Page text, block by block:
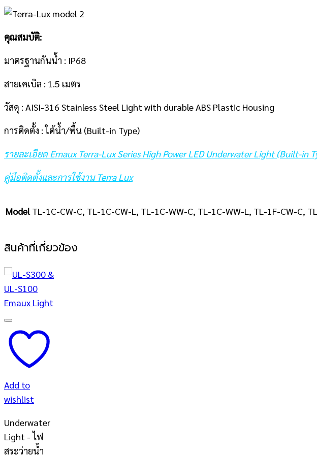
คุณสมบัติ:
มาตรฐานกันน้ำ : IP68
สายเคเบิล : 1.5 เมตร
วัสดุ : AISI-316 Stainless Steel Light with durable ABS Plastic Housing
การติดตั้ง : ใต้น้ำ/พื้น (Built-in Type)
รายละเอียด Emaux Terra-Lux Series High Power LED Underwater Light (Built-in
คู่มือติดตั้งและการใช้งาน Terra Lux
Model TL-1C-CW-C, TL-1C-CW-L, TL-1C-WW-C, TL-1C-WW-L, TL-1F-CW-C,
สินค้าที่เกี่ยวข้อง
Add to
wishlist
Underwater
Light - ไฟ
สระว่ายน้ำ